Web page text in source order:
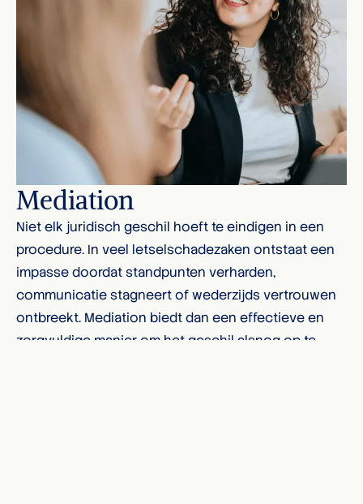
Mediation
Niet elk juridisch geschil hoeft te eindigen in een
procedure. In veel letselschadezaken ontstaat een
impasse doordat standpunten verharden,
communicatie stagneert of wederzijds vertrouwen
ontbreekt. Mediation biedt dan een effectieve en
zorgvuldige manier om het geschil alsnog op te